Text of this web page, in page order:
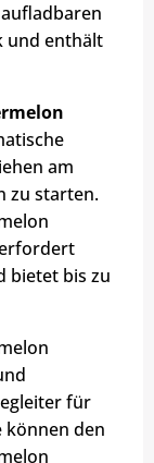
und enthält
am
zu starten.
bietet bis zu
für
können den